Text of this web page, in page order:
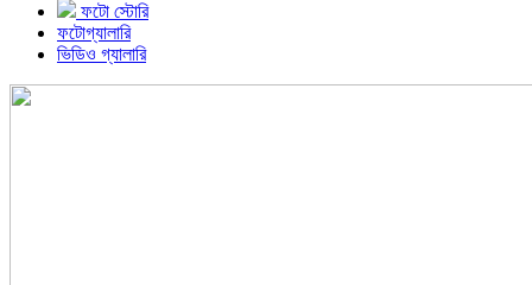
ফটো স্টোরি
ফটোগ্যালারি
ভিডিও গ্যালারি